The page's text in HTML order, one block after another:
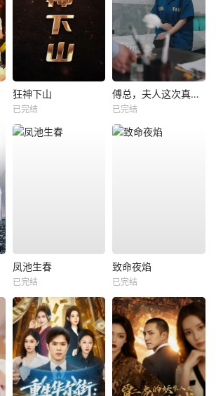
狂神下山
已完结
傅总，夫人这次真的死了
已完结
凤池生春
已完结
致命夜焰
已完结